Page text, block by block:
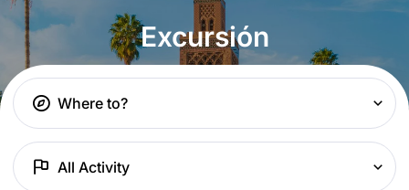
Excursión
Where to?
All Activity